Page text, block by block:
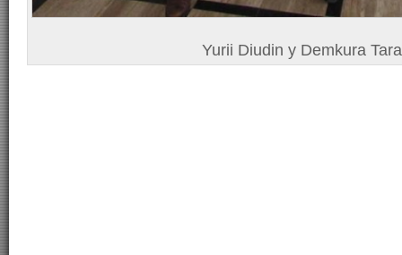
Yurii Diudin y Demkura